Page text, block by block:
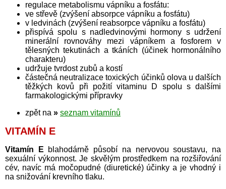
regulace metabolismu vápníku a fosfátu:
ve střevě (zvýšení absorpce vápníku a fosfátu)
v ledvinách (zvýšení reabsorpce vápníku a fosfátu)
přispívá spolu s nadledvinovými hormony s udržení
minerální rovnováhy mezi vápníkem a fosforem v
tělesných tekutinách a tkáních (účinek hormonálního
charakteru)
udržuje tvrdost zubů a kostí
částečná neutralizace toxických účinků olova u dalších
těžkých kovů při požití vitaminu D spolu s dalšími
farmakologickými přípravky
zpět na » seznam vitamínů
VITAMÍN E
Vitamín E blahodárně působí na nervovou soustavu, na
sexuální výkonnost. Je skvělým prostředkem na rozšiřování
cév, navíc má močopudné (diuretické) účinky a je vhodný i
na snižování krevního tlaku.